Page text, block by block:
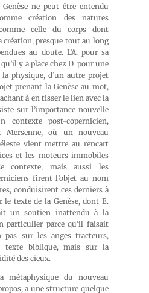
ne peut être entendu
création des natures
celle du corps dont
création, presque tout au long
au doute. L’A. pour sa
y a place chez D. pour une
physique, d’un autre projet
prenant la Genèse au mot,
à en tisser le lien avec la
sur l’importance nouvelle
contexte post-copernicien,
où un nouveau
vient mettre au rencart
et les moteurs immobiles
contexte, mais aussi les
firent l’objet au nom
conduisirent ces derniers à
le texte de la Genèse, dont E.
un soutien inattendu à la
particulier parce qu’il faisait
pas sur les anges tracteurs,
texte biblique, mais sur la
des cieux.
métaphysique du nouveau
a une structure quelque